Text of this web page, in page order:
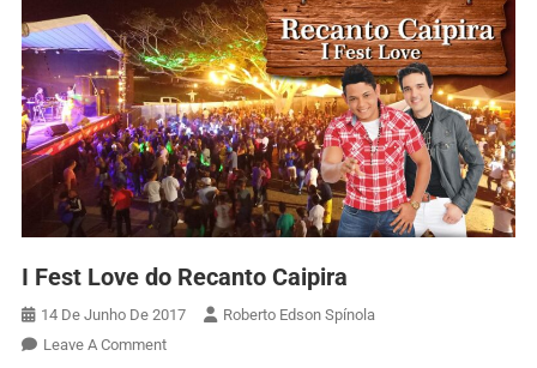
I Fest Love do Recanto Caipira
14 De Junho De 2017
Roberto Edson Spínola
Leave A CommentOn